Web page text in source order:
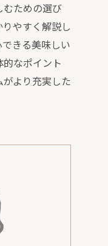
ための選び
やすく解説し
きる美味しい
なポイント
より充実した